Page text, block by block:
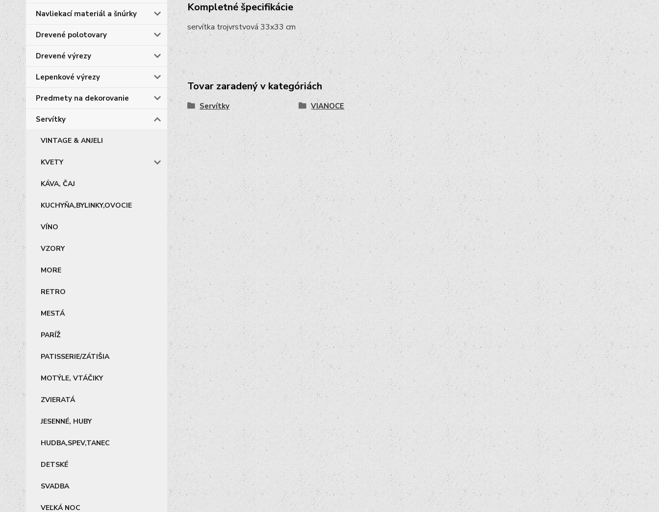
Navliekací materiál a šnúrky
Drevené polotovary
Drevené výrezy
Lepenkové výrezy
Predmety na dekorovanie
Servítky
VINTAGE & ANJELI
KVETY
KÁVA, ČAJ
KUCHYŇA,BYLINKY,OVOCIE
VÍNO
VZORY
MORE
RETRO
MESTÁ
PARÍŽ
PATISSERIE/ZÁTIŠIA
MOTÝLE, VTÁČIKY
ZVIERATÁ
JESENNÉ, HUBY
HUDBA,SPEV,TANEC
DETSKÉ
SVADBA
VEĽKÁ NOC
Kompletné špecifikácie
servítka trojvrstvová 33x33 cm
Tovar zaradený v kategóriách
Servítky VIANOCE